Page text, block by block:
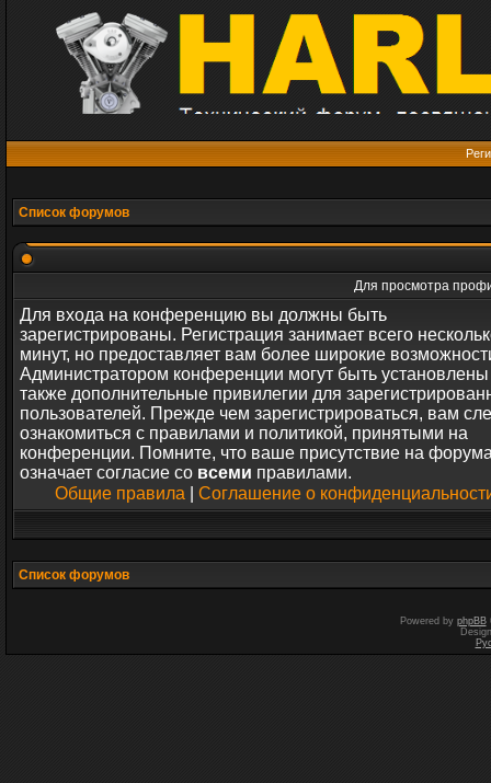
Список форумов
Для просмотра
Для входа на конференцию вы должны быть
зарегистрированы. Регистрация занимает всего
минут, но предоставляет вам более широкие
Администратором конференции могут быть установлены
также дополнительные привилегии для
пользователей. Прежде чем зарегистрироваться, вам
ознакомиться с правилами и политикой, принятыми на
конференции. Помните, что ваше присутствие на
означает согласие со всеми правилами.
Общие правила
Соглашение о
Список форумов
Powered by phpBB